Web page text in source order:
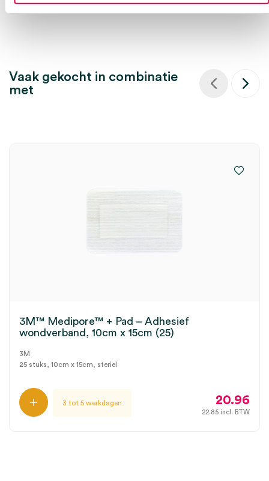
Vaak gekocht in combinatie
met
3M™ Medipore™ + Pad – Adhesief
wondverband, 10cm x 15cm (25)
3M
25 stuks, 10cm x 15cm, steriel
3 tot 5 werkdagen 20.96
22.85 incl. BTW